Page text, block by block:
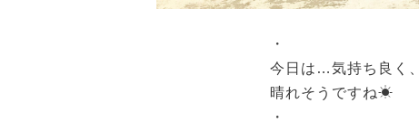
・
今日は…気持ち良く、
晴れそうですね☀︎
・